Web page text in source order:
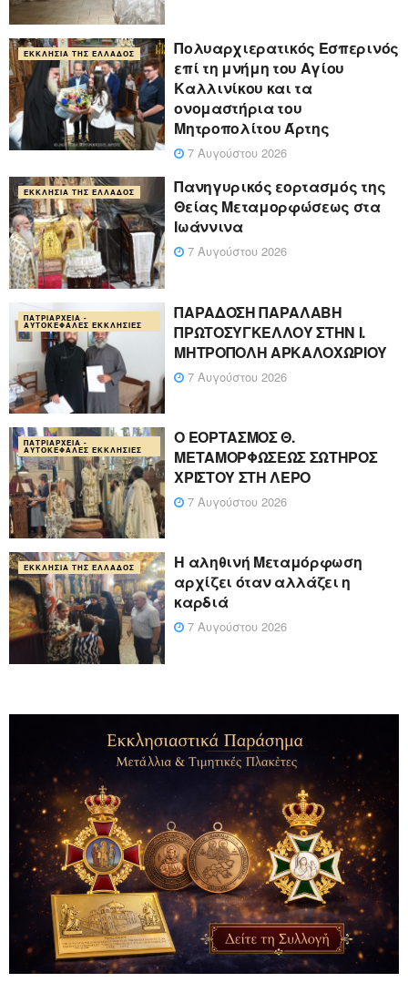
ΕΚΚΛΗΣΊΑ ΤΗΣ ΕΛΛΆΔΟΣ
Πολυαρχιερατικός Εσπερινός
επί τη μνήμη του Αγίου
Καλλινίκου και τα
ονομαστήρια του
Μητροπολίτου Άρτης
7 Αυγούστου 2026
ΕΚΚΛΗΣΊΑ ΤΗΣ ΕΛΛΆΔΟΣ
Πανηγυρικός εορτασμός της
Θείας Μεταμορφώσεως στα
Ιωάννινα
7 Αυγούστου 2026
ΠΑΤΡΙΑΡΧΕΊΑ -
ΑΥΤΟΚΈΦΑΛΕΣ ΕΚΚΛΗΣΊΕΣ
ΠΑΡΑΔΟΣΗ ΠΑΡΑΛΑΒΗ
ΠΡΩΤΟΣΥΓΚΕΛΛΟΥ ΣΤΗΝ Ι.
ΜΗΤΡΟΠΟΛΗ ΑΡΚΑΛΟΧΩΡΙΟΥ
7 Αυγούστου 2026
ΠΑΤΡΙΑΡΧΕΊΑ -
ΑΥΤΟΚΈΦΑΛΕΣ ΕΚΚΛΗΣΊΕΣ
Ο ΕΟΡΤΑΣΜΟΣ Θ.
ΜΕΤΑΜΟΡΦΩΣΕΩΣ ΣΩΤΗΡΟΣ
ΧΡΙΣΤΟΥ ΣΤΗ ΛΕΡΟ
7 Αυγούστου 2026
ΕΚΚΛΗΣΊΑ ΤΗΣ ΕΛΛΆΔΟΣ
Η αληθινή Μεταμόρφωση
αρχίζει όταν αλλάζει η
καρδιά
7 Αυγούστου 2026